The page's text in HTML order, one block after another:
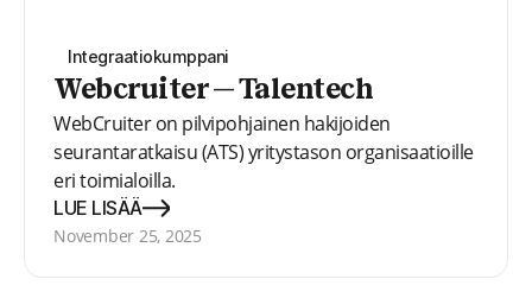
Integraatiokumppani
Webcruiter — Talentech
WebCruiter on pilvipohjainen hakijoiden
seurantaratkaisu (ATS) yritystason organisaatioille
eri toimialoilla.
LUE LISÄÄ
November 25, 2025